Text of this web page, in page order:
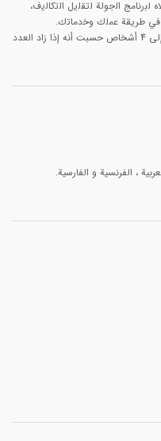
اﻟﺟوﻟﺔ ﻟﺗﻘﻟﯾل اﻟﺗﮐﺎﻟﯾف،
ﻓﻲ طرﯾﻘﺔ ﻋﻣﻟك وﺧدﻣﺎﺗك.
تكلفة هذه الجولة مع عدد الأشخاص 1 إلى 4 أشخاص حسبت أنه إذا زاد العدد
، الفرنسیة و الفارسية.